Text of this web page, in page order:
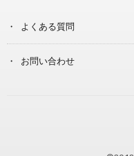
よくある質問
お問い合わせ